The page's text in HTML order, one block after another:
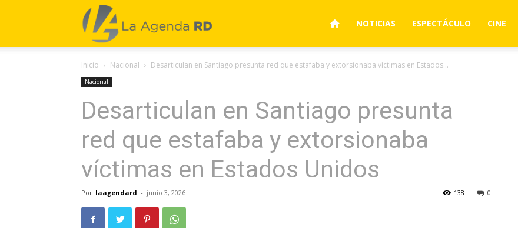
La
Agenda
RD
NOTICIAS ESPECTÁCULO CINE
Inicio Nacional Desarticulan en Santiago presunta red que estafaba y extorsionaba víctimas en Estados...
Nacional
Desarticulan en Santiago presunta
red que estafaba y extorsionaba
víctimas en Estados Unidos
Por laagendard - junio 3, 2026 0
138